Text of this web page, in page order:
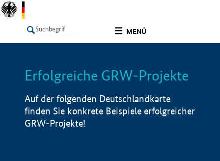
MENÜ
LISTE Info
Erfolgreiche GRW-Projekte
Auf der folgenden Deutschlandkarte
finden Sie konkrete Beispiele erfolgreicher
GRW-Projekte!